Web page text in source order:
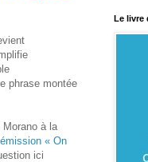
phrase montée
Morano à la
« On
ici
Le livre